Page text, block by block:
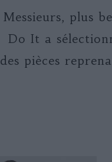
Messieurs, plus
Do It a
des pièces